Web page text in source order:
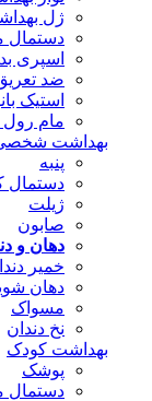
ژل
اسپری
ضد
استیک
مام رول
بهداشت
پنبه
دستمال
ژیلت
صابون
دهان و
خمیر
دهان
مسواک
نخ دندان
بهداشت کودک
پوشک
دستمال